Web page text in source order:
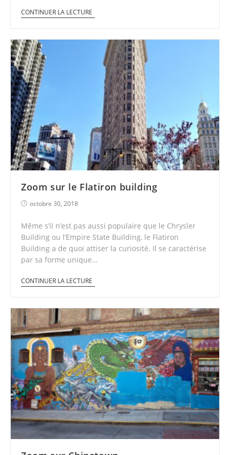
CONTINUER LA LECTURE
Zoom sur le Flatiron building
octobre 30, 2018
Même s’il n’est pas aussi populaire que le Chrysler
Building ou l’Empire State Building, le Flatiron
Building a de quoi attiser la curiosité. Il se caractérise
par sa forme unique…
CONTINUER LA LECTURE